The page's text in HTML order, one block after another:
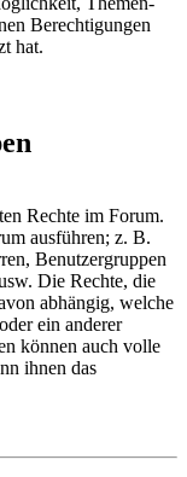
Berechtigungen
hat.
Rechte im Forum.
ausführen; z. B.
Benutzergruppen
Die Rechte, die
abhängig, welche
ein anderer
können auch volle
ihnen das